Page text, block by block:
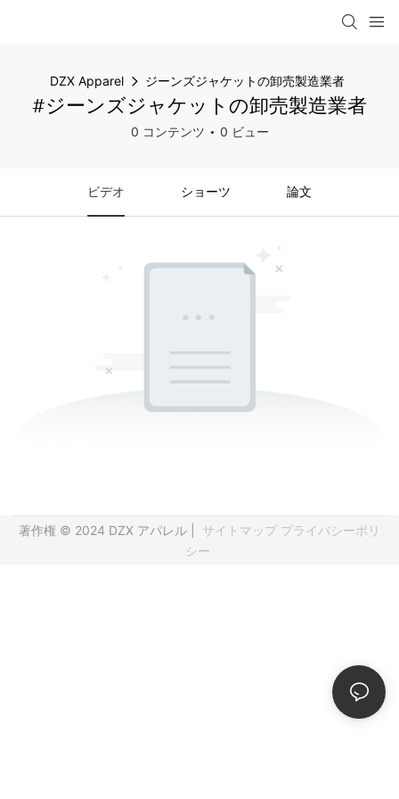
DZX Apparel ジーンズジャケットの卸売製造業者
#ジーンズジャケットの卸売製造業者
0 コンテンツ 0 ビュー
ビデオ ショーツ 論文
著作権 © 2024 DZX アパレル | サイトマップ プライバシーポリ
シー